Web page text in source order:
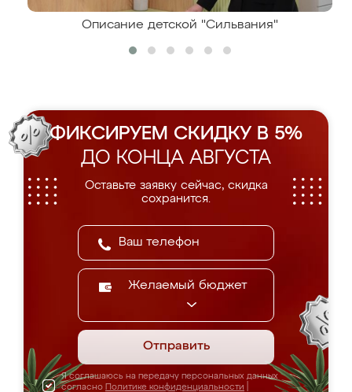
Описание детской "Сильвания"
ФИКСИРУЕМ СКИДКУ В 5%
ДО КОНЦА АВГУСТА
Оставьте заявку сейчас, скидка
сохранится.
Желаемый бюджет
Отправить
Я соглашаюсь на передачу персональных данных
согласно Политике конфиденциальности